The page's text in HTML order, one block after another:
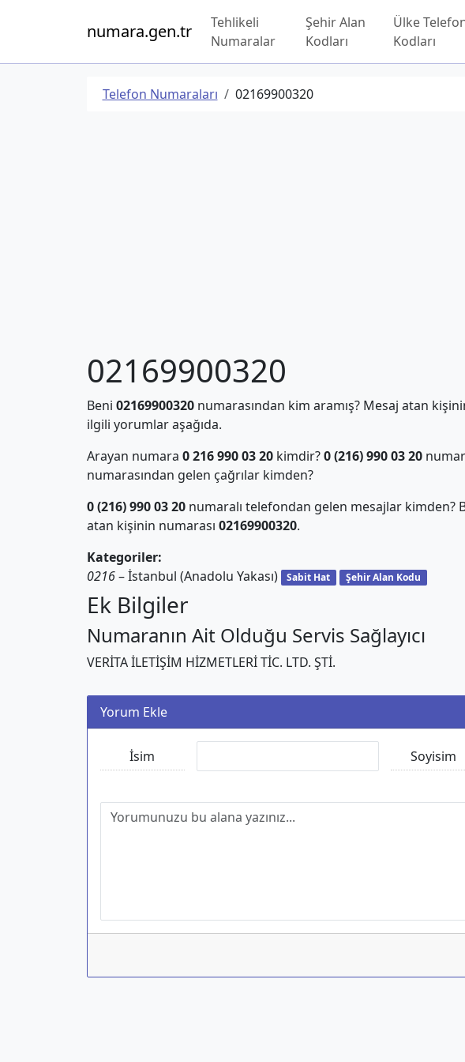
numara.gen.tr
Tehlikeli
Numaralar
Şehir Alan
Kodları
Ülke
Kodları
Telefon Numaraları 02169900320
02169900320
Beni 02169900320numarasından kim aramış? Mesaj atan
ilgili yorumlar aşağıda.
Arayan numara 0 216 990 03 20kimdir?0 (216) 990 03 20
numarasından gelen çağrılar kimden?
0 (216) 990 03 20numaralı telefondan gelen mesajlar kimden?
atan kişinin numarası 02169900320.
Kategoriler:
0216– İstanbul (Anadolu Yakası) Sabit Hat Şehir Alan Kodu
Ek Bilgiler
Numaranın Ait Olduğu Servis Sağlayıcı
VERİTA İLETİŞİM HİZMETLERİ TİC. LTD. ŞTİ.
Yorum Ekle
İsim Soyisim